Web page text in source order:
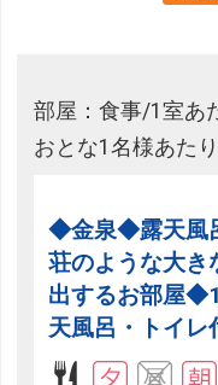
部屋：食事/1室あ
おとな1名様あた
◆金泉◆露天風
荘のような大き
出するお部屋
天風呂・トイレ